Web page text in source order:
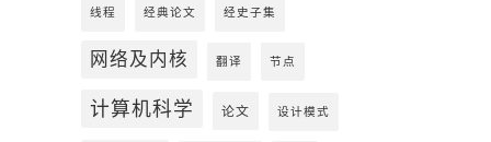
线程 经典论文 经史子集
网络及内核 翻译 节点
计算机科学 论文 设计模式